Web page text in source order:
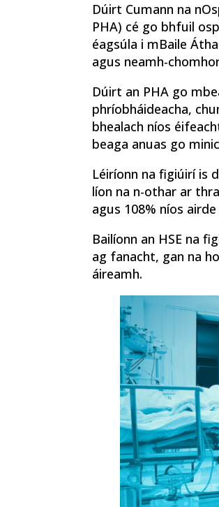
Dúirt Cumann na
PHA) cé go bhfuil
éagsúla i mBaile
agus neamh-
Dúirt an PHA go
phríobháideacha,
bhealach níos
beaga anuas go
Léiríonn na figiúirí is
líon na n-othar ar
agus 108% níos
Bailíonn an HSE na
ag fanacht, gan na
áireamh.